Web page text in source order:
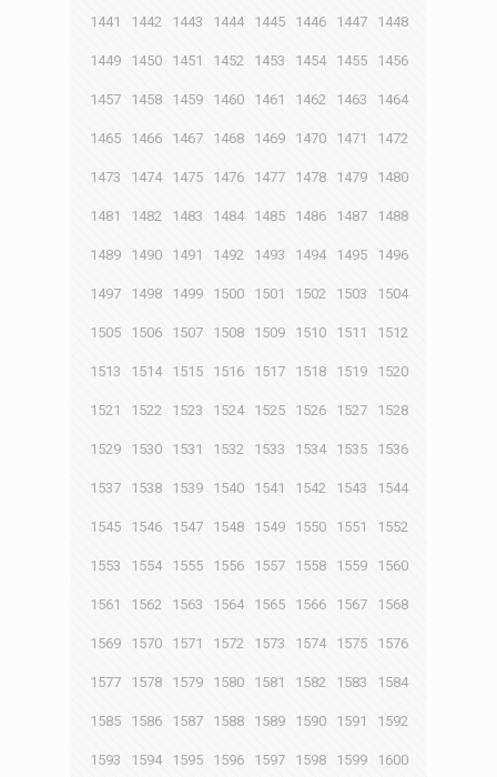
1441 1442 1443 1444 1445 1446 1447 1448
1449 1450 1451 1452 1453 1454 1455 1456
1457 1458 1459 1460 1461 1462 1463 1464
1465 1466 1467 1468 1469 1470 1471 1472
1473 1474 1475 1476 1477 1478 1479 1480
1481 1482 1483 1484 1485 1486 1487 1488
1489 1490 1491 1492 1493 1494 1495 1496
1497 1498 1499 1500 1501 1502 1503 1504
1505 1506 1507 1508 1509 1510 1511 1512
1513 1514 1515 1516 1517 1518 1519 1520
1521 1522 1523 1524 1525 1526 1527 1528
1529 1530 1531 1532 1533 1534 1535 1536
1537 1538 1539 1540 1541 1542 1543 1544
1545 1546 1547 1548 1549 1550 1551 1552
1553 1554 1555 1556 1557 1558 1559 1560
1561 1562 1563 1564 1565 1566 1567 1568
1569 1570 1571 1572 1573 1574 1575 1576
1577 1578 1579 1580 1581 1582 1583 1584
1585 1586 1587 1588 1589 1590 1591 1592
1593 1594 1595 1596 1597 1598 1599 1600